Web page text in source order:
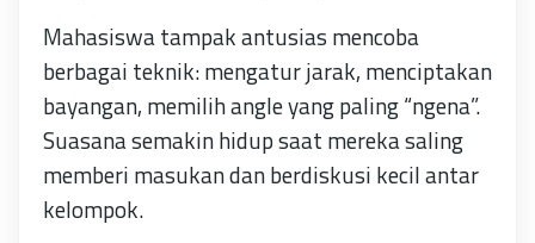
Mahasiswa tampak antusias mencoba
berbagai teknik: mengatur jarak, menciptakan
bayangan, memilih angle yang paling “ngena”.
Suasana semakin hidup saat mereka saling
memberi masukan dan berdiskusi kecil antar
kelompok.